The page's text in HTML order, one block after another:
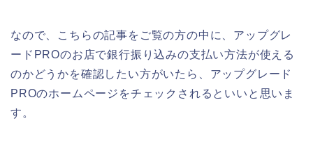
なので、こちらの記事をご覧の方の中に、アップグレ
ードPROのお店で銀行振り込みの支払い方法が使える
のかどうかを確認したい方がいたら、アップグレード
PROのホームページをチェックされるといいと思いま
す。